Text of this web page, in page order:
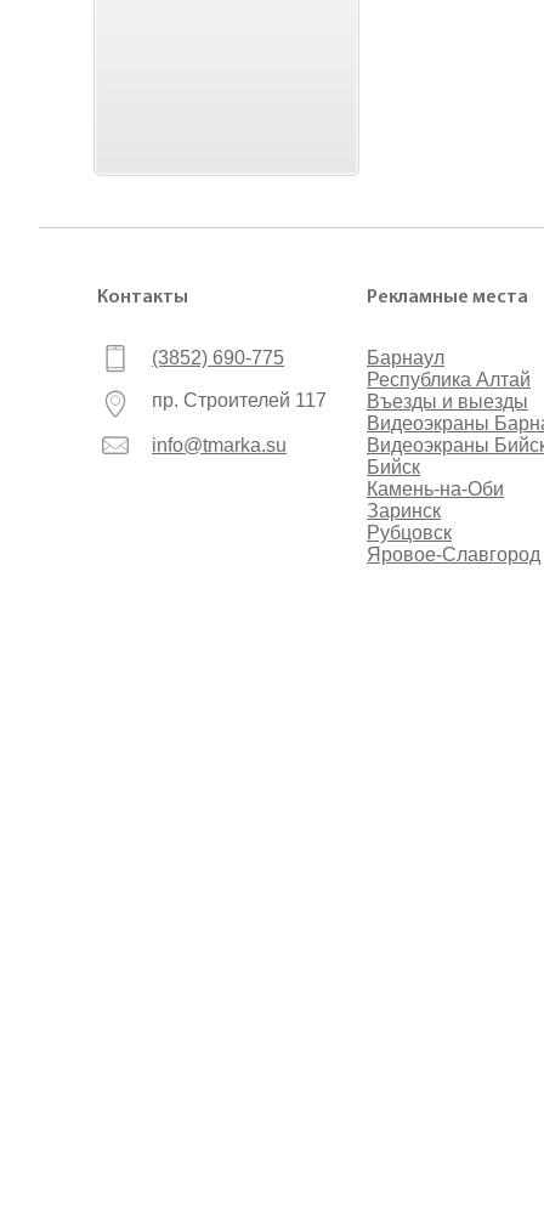
Контакты
(3852) 690-775
пр. Строителей 117
info@tmarka.su
Рекламные места
Барнаул
Республика Алтай
Въезды и выезды
Видеоэкраны
Видеоэкраны
Бийск
Камень-на-Оби
Заринск
Рубцовск
Яровое-Славгород